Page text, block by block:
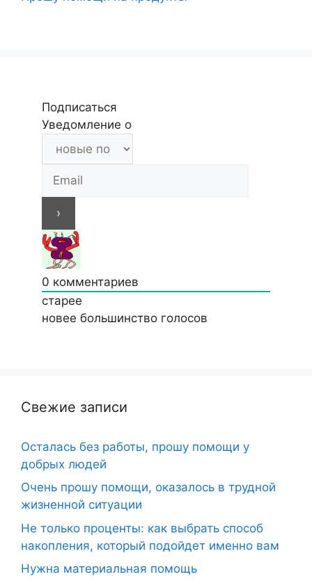
Подписаться
Уведомление о
0 комментариев
старее
новее большинство голосов
Свежие записи
Осталась без работы, прошу помощи у
добрых людей
Очень прошу помощи, оказалось в трудной
жизненной ситуации
Не только проценты: как выбрать способ
накопления, который подойдет именно вам
Нужна материальная помощь